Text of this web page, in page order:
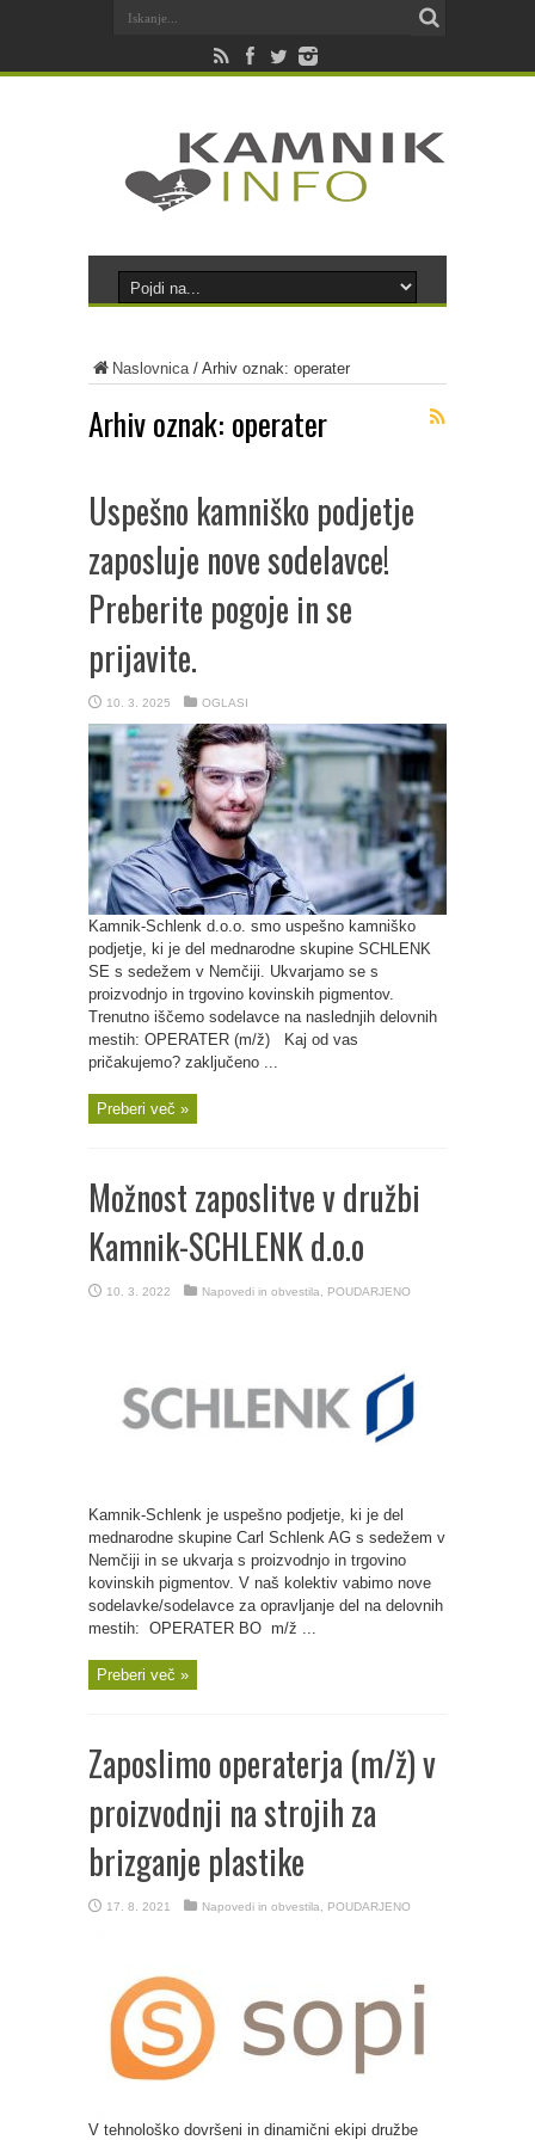
Naslovnica/ Arhiv oznak: operater
Arhiv oznak: operater
Uspešno kamniško podjetje
zaposluje nove sodelavce!
Preberite pogoje in se
prijavite.
10. 3. 2025 OGLASI
Kamnik-Schlenk d.o.o. smo uspešno kamniško
podjetje, ki je del mednarodne skupine SCHLENK
SE s sedežem v Nemčiji. Ukvarjamo se s
proizvodnjo in trgovino kovinskih pigmentov.
Trenutno iščemo sodelavce na naslednjih delovnih
mestih: OPERATER (m/ž) Kaj od vas
pričakujemo? zaključeno ...
Preberi več »
Možnost zaposlitve v družbi
Kamnik-SCHLENK d.o.o
10. 3. 2022 Napovedi in obvestila POUDARJENO
Kamnik-Schlenk je uspešno podjetje, ki je del
mednarodne skupine Carl Schlenk AG s sedežem v
Nemčiji in se ukvarja s proizvodnjo in trgovino
kovinskih pigmentov. V naš kolektiv vabimo nove
sodelavke/sodelavce za opravljanje del na delovnih
mestih: OPERATER BO m/ž ...
Preberi več »
Zaposlimo operaterja (m/ž) v
proizvodnji na strojih za
brizganje plastike
17. 8. 2021 Napovedi in obvestila POUDARJENO
V tehnološko dovršeni in dinamični ekipi družbe